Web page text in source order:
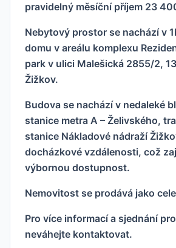
pravidelný měsíční příjem 23
Nebytový prostor se nachází v
domu v areálu komplexu
park v ulici Malešická 2855/2,
Žižkov.
Budova se nachází v nedaleké
stanice metra A – Želivského,
stanice Nákladové nádraží
docházkové vzdálenosti, což
výbornou dostupnost.
Nemovitost se prodává jako
Pro více informací a sjednání
neváhejte kontaktovat.